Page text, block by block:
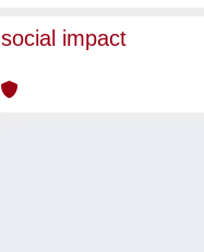
social impact